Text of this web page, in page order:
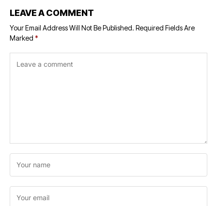
LEAVE A COMMENT
Your Email Address Will Not Be Published. Required Fields Are
Marked *